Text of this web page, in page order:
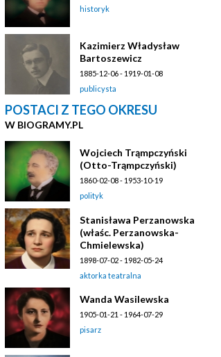
historyk
Kazimierz Władysław
Bartoszewicz
1885-12-06 - 1919-01-08
publicysta
POSTACI Z TEGO OKRESU
W BIOGRAMY.PL
Wojciech Trąmpczyński
(Otto-Trąmpczyński)
1860-02-08 - 1953-10-19
polityk
Stanisława Perzanowska
(właśc. Perzanowska-
Chmielewska)
1898-07-02 - 1982-05-24
aktorka teatralna
Wanda Wasilewska
1905-01-21 - 1964-07-29
pisarz